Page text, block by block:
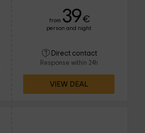
from 39€
person and night
Direct contact
Response within 24h
VIEW DEAL